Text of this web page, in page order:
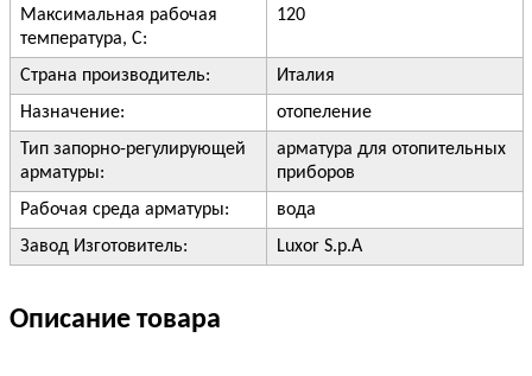
Максимальная рабочая
температура, С:
120
Страна производитель:
Италия
Назначение:
отопеление
Тип запорно-регулирующей
арматуры:
арматура для отопительных
приборов
Рабочая среда арматуры:
вода
Завод Изготовитель:
Luxor S.p.A
Описание товара